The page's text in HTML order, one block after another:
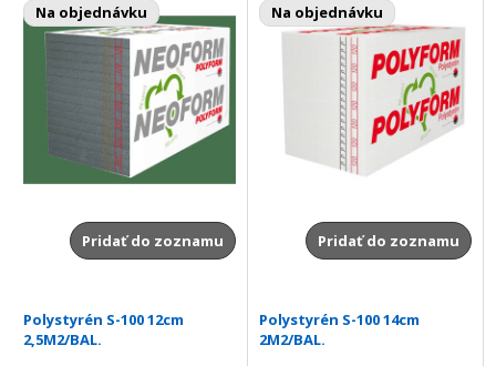
Na objednávku
Pridať do zoznamu
Na objednávku
Pridať do zoznamu
Polystyrén S-100 12cm
2,5M2/BAL.
Polystyrén S-100 14cm
2M2/BAL.